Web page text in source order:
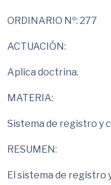
ORDINARIO Nº: 277
ACTUACIÓN:
Aplica doctrina.
MATERIA:
Sistema de registro y
RESUMEN:
El sistema de registro